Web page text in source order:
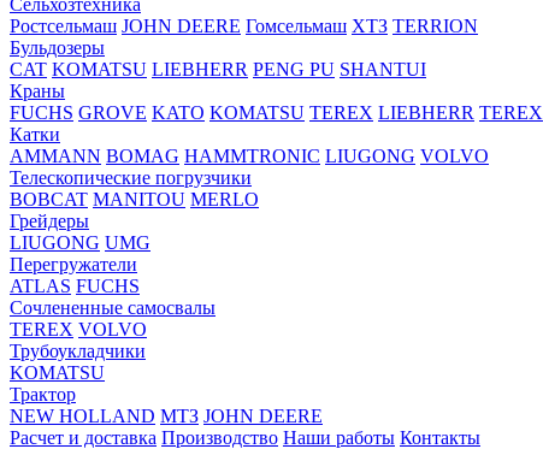
Сельхозтехника
Ростсельмаш JOHN DEERE Гомсельмаш ХТЗ TERRION
Бульдозеры
CAT KOMATSU LIEBHERR PENG PU SHANTUI
Краны
FUCHS GROVE KATO KOMATSU TEREX LIEBHERR TEREX
Катки
AMMANN BOMAG HAMMTRONIC LIUGONG VOLVO
Телескопические погрузчики
BOBCAT MANITOU MERLO
Грейдеры
LIUGONG UMG
Перегружатели
ATLAS FUCHS
Сочлененные самосвалы
TEREX VOLVO
Трубоукладчики
KOMATSU
Трактор
NEW HOLLAND МТЗ JOHN DEERE
Расчет и доставка Производство Наши работы Контакты